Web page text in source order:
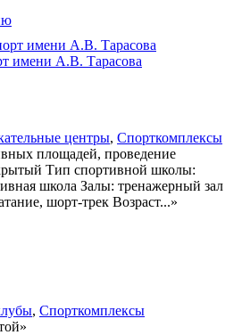
имени А.В. Тарасова
центры, Спорткомплексы
площадей, проведение
Тип спортивной школы:
школа Залы: тренажерный зал
шорт-трек Возраст...»
, Спорткомплексы